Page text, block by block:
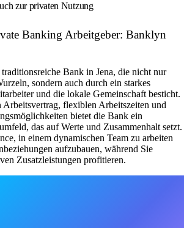
zur privaten Nutzung
Banking Arbeitgeber: Banklyn
Bank in Jena, die nicht nur
sondern auch durch ein starkes
und die lokale Gemeinschaft besticht.
flexiblen Arbeitszeiten und
bietet die Bank ein
das auf Werte und Zusammenhalt setzt.
in einem dynamischen Team zu arbeiten
aufzubauen, während Sie
Zusatzleistungen profitieren.